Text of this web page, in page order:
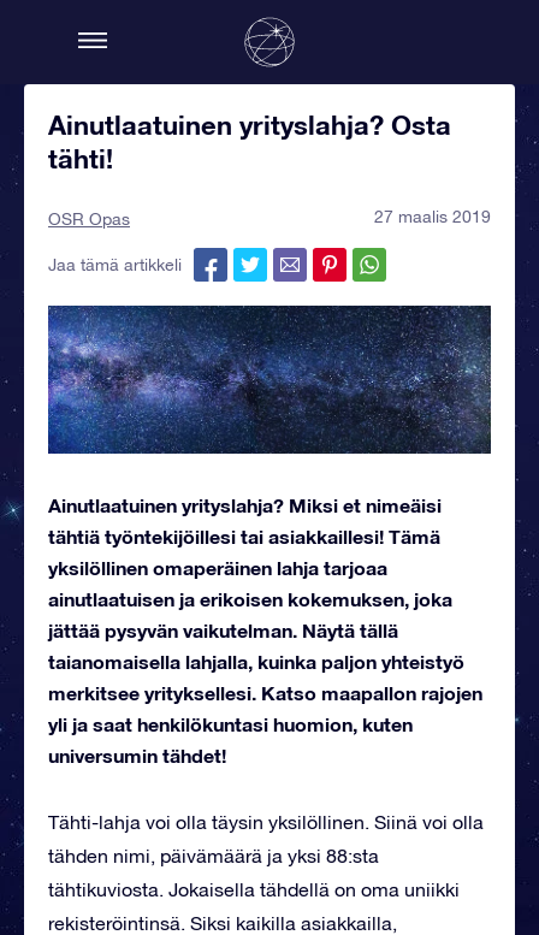
Ainutlaatuinen yrityslahja? Osta
tähti!
OSR Opas 27 maalis 2019
Jaa tämä artikkeli
Ainutlaatuinen yrityslahja? Miksi et nimeäisi
tähtiä työntekijöillesi tai asiakkaillesi! Tämä
yksilöllinen omaperäinen lahja tarjoaa
ainutlaatuisen ja erikoisen kokemuksen, joka
jättää pysyvän vaikutelman. Näytä tällä
taianomaisella lahjalla, kuinka paljon yhteistyö
merkitsee yrityksellesi. Katso maapallon rajojen
yli ja saat henkilökuntasi huomion, kuten
universumin tähdet!
Tähti-lahja voi olla täysin yksilöllinen. Siinä voi olla
tähden nimi, päivämäärä ja yksi 88:sta
tähtikuviosta. Jokaisella tähdellä on oma uniikki
rekisteröintinsä. Siksi kaikilla asiakkailla,